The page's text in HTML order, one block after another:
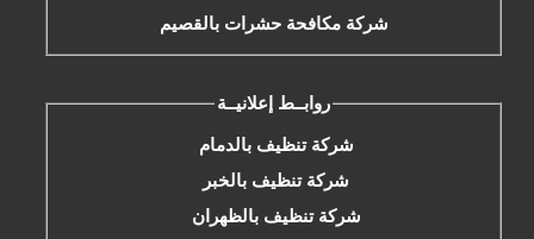
شركة مكافحة حشرات بالقصيم
روابــط إعلانيــة
شركة تنظيف بالدمام
شركة تنظيف بالخبر
شركة تنظيف بالظهران